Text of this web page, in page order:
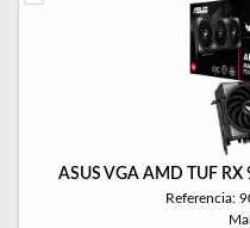
ASUS VGA AMD TUF
Referencia: